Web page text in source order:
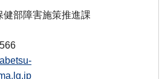
部障害施策推進課